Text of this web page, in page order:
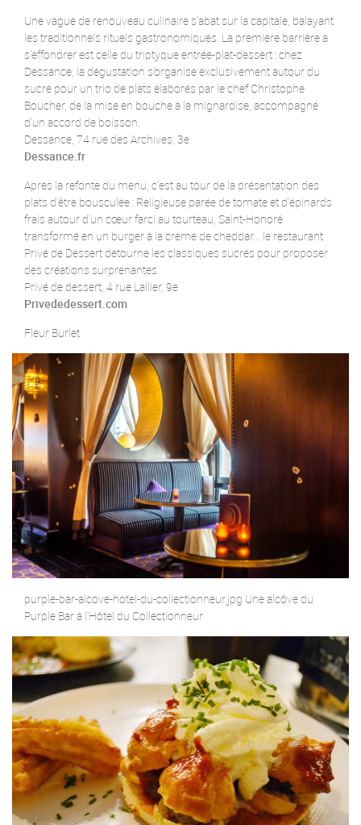
Une vague de renouveau culinaire s’abat sur la capitale, balayant
les traditionnels rituels gastronomiques. La première barrière à
s’effondrer est celle du triptyque entrée-plat-dessert : chez
Dessance, la dégustation s’organise exclusivement autour du
sucré pour un trio de plats élaborés par le chef Christophe
Boucher, de la mise en bouche à la mignardise, accompagné
d’un accord de boisson.
Dessance, 74 rue des Archives, 3e
Dessance.fr
Après la refonte du menu, c’est au tour de la présentation des
plats d’être bousculée : Religieuse parée de tomate et d’épinards
frais autour d’un cœur farci au tourteau, Saint-Honoré
transformé en un burger à la crème de cheddar… le restaurant
Privé de Dessert détourne les classiques sucrés pour proposer
des créations surprenantes.
Privé de dessert, 4 rue Lallier, 9e
Privededessert.com
Fleur Burlet
purple-bar-alcove-hotel-du-collectionneur.jpg Une alcôve du
Purple Bar à l’Hôtel du Collectionneur